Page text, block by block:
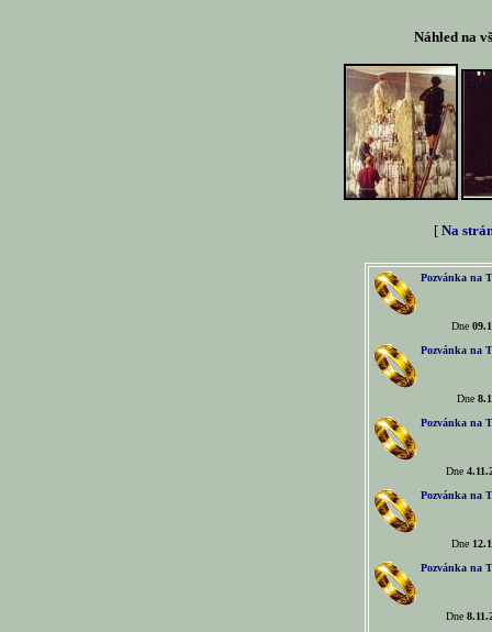
Náhled na
[ Na
Pozvánka na
Dne
Pozvánka na
Dne
Pozvánka na
Dne
Pozvánka na
Dne
Pozvánka na
Dne